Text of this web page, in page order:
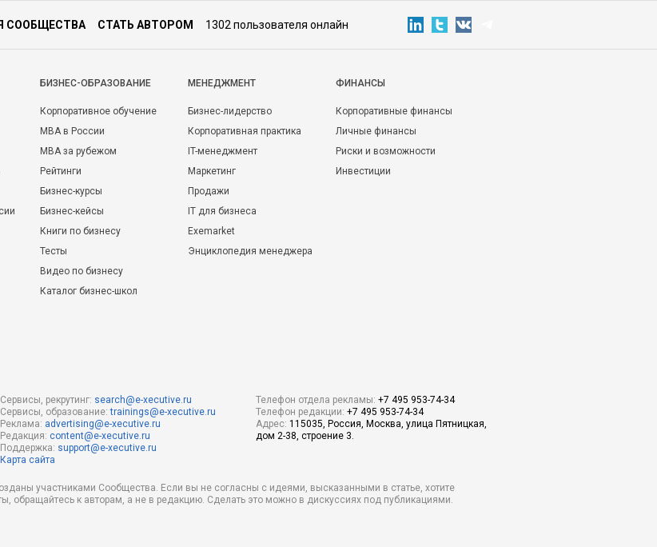
СООБЩЕСТВА СТАТЬ АВТОРОМ 1302 пользователя онлайн
БИЗНЕС-ОБРАЗОВАНИЕ
Корпоративное обучение
MBA в России
MBA за рубежом
Рейтинги
Бизнес-курсы
Бизнес-кейсы
Книги по бизнесу
Тесты
Видео по бизнесу
Каталог бизнес-школ
МЕНЕДЖМЕНТ
Бизнес-лидерство
Корпоративная практика
IT-менеджмент
Маркетинг
Продажи
IT для бизнеса
Exemarket
Энциклопедия менеджера
ФИНАНСЫ
Корпоративные финансы
Личные финансы
Риски и возможности
Инвестиции
Сервисы, рекрутинг: search@e-xecutive.ru
Сервисы, образование:trainings@e-xecutive.ru
Реклама: advertising@e-xecutive.ru
Редакция: content@e-xecutive.ru
Поддержка: support@e-xecutive.ru
Карта сайта
Телефон отдела рекламы: +7 495 953-74-34
Телефон редакции: +7 495 953-74-34
Адрес: 115035, Россия, Москва, улица Пятницкая,
дом 2-38, строение 3.
участниками Сообщества. Если вы не согласны с идеями, высказанными в статье, хотите
обращайтесь к авторам, а не в редакцию. Сделать это можно в дискуссиях под публикациями.